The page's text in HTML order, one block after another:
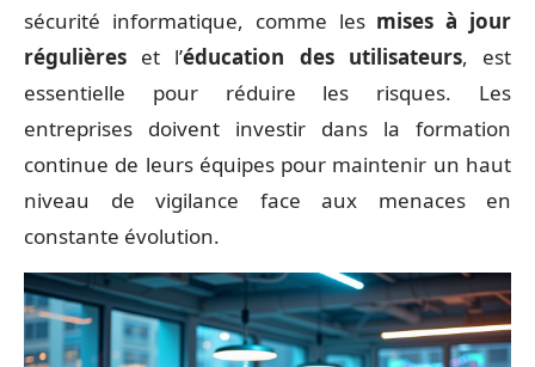
sécurité informatique, comme les mises à jour
régulières et l’éducation des utilisateurs, est
essentielle pour réduire les risques. Les
entreprises doivent investir dans la formation
continue de leurs équipes pour maintenir un haut
niveau de vigilance face aux menaces en
constante évolution.